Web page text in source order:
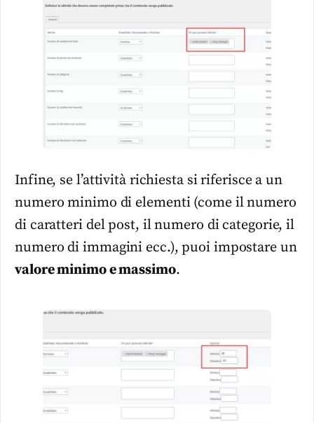
Infine, se l’attività richiesta si riferisce a un
numero minimo di elementi (come il numero
di caratteri del post, il numero di categorie, il
numero di immagini ecc.), puoi impostare un
valore minimo e massimo.